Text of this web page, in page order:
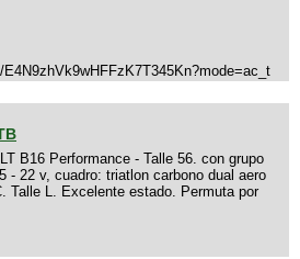
B16 Performance - Talle 56. con grupo
- 22 v, cuadro: triatlon carbono dual aero
Talle L. Excelente estado. Permuta por